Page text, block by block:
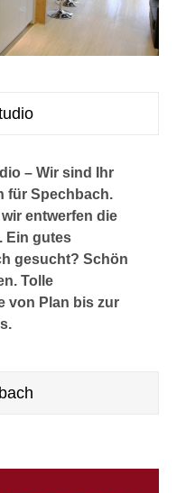
– Wir sind Ihr
für Spechbach.
entwerfen die
Ein gutes
gesucht? Schön
Tolle
von Plan bis zur